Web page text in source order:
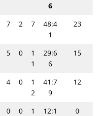
6
7 2 7
48:4
1
23
5 0
1
1
29:6
6
15
4 0
1
2
41:7
9
12
0 0
1
12:1
0